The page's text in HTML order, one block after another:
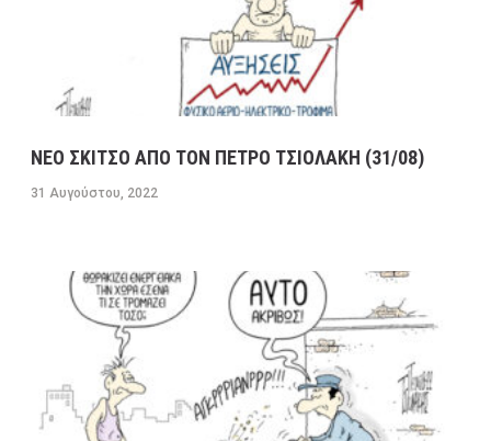
ΝΕΟ ΣΚΙΤΣΟ ΑΠΟ ΤΟΝ ΠΕΤΡΟ ΤΣΙΟΛΑΚΗ (31/08)
31 Αυγούστου, 2022